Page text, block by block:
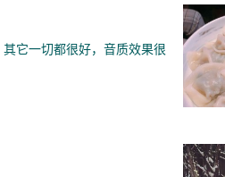
它一切都很好，音质效果很